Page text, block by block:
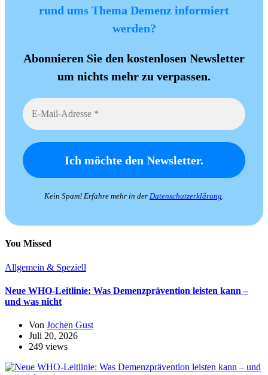
rund ums Thema Demenz informiert
werden?
Abonnieren Sie den kostenlosen Newsletter
um nichts mehr zu verpassen.
Kein Spam! Erfahre mehr in der Datenschutzerklärung.
You Missed
Allgemein & Speziell
Neue WHO-Leitlinie: Was Demenzprävention leisten kann –
und was nicht
Von Jochen Gust
Juli 20, 2026
249 views